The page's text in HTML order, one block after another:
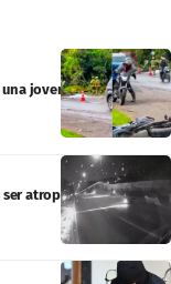
joven fallecida y 12
ser atropellada por